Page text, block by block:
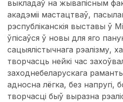
выкладаў на жывапісным
акадэміі мастацтваў,
рэспубліканскія выставы ў
ўпісаўся ў новы для яго
сацыялістычнага рэалізму,
творчасць нейкі час
заходнебеларускага
адносна лёгка, без напругі,
творчасці быў выразна